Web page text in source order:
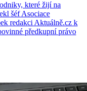
které žijí na
šéf Asociace
redakci Aktuálně.cz k
předkupní právo